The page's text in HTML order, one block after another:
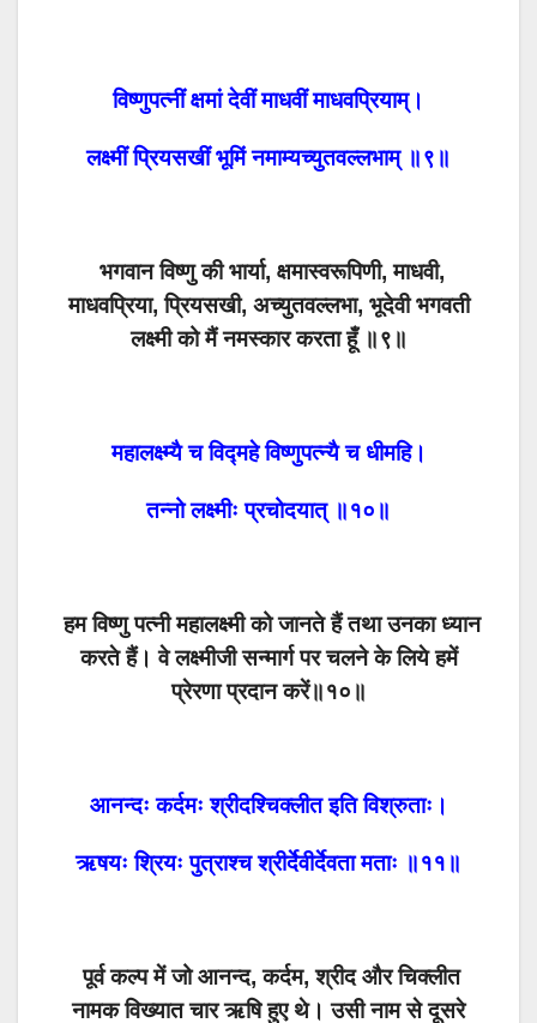
विष्णुपत्नीं क्षमां देवीं माधवीं माधवप्रियाम्।
लक्ष्मीं प्रियसखीं भूमिं नमाम्यच्युतवल्लभाम् ॥९॥
भगवान विष्णु की भार्या, क्षमास्वरूपिणी, माधवी,
माधवप्रिया, प्रियसखी, अच्युतवल्लभा, भूदेवी भगवती
लक्ष्मी को मैं नमस्कार करता हूँ ॥९॥
महालक्ष्म्यै च विद्महे विष्णुपत्न्यै च धीमहि।
तन्नो लक्ष्मीः प्रचोदयात् ॥१०॥
हम विष्णु पत्नी महालक्ष्मी को जानते हैं तथा उनका ध्यान
करते हैं। वे लक्ष्मीजी सन्मार्ग पर चलने के लिये हमें
प्रेरणा प्रदान करें॥१०॥
आनन्दः कर्दमः श्रीदश्चिक्लीत इति विश्रुताः।
ऋषयः श्रियः पुत्राश्च श्रीर्देवीर्देवता मताः ॥११॥
पूर्व कल्प में जो आनन्द, कर्दम, श्रीद और चिक्लीत
नामक विख्यात चार ऋषि हुए थे। उसी नाम से दूसरे